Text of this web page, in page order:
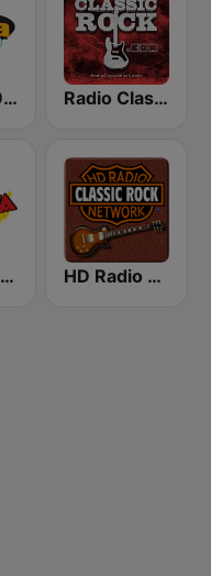
Mega 97.9 FM Radio Classic Rock
KLBN La Buena 101.9 FM HD Radio - Classic Rock